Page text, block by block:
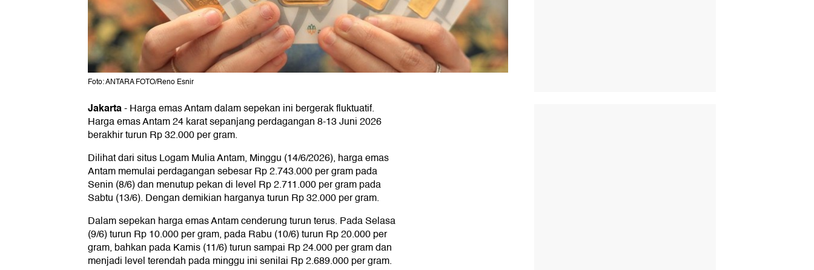
Foto: ANTARA FOTO/Reno Esnir
Jakarta-Harga emas Antam dalam sepekan ini bergerak fluktuatif.
Harga emas Antam 24 karat sepanjang perdagangan 8-13 Juni 2026
berakhir turun Rp 32.000 per gram.
Dilihat dari situs Logam Mulia Antam, Minggu (14/6/2026), harga emas
Antam memulai perdagangan sebesar Rp 2.743.000 per gram pada
Senin (8/6) dan menutup pekan di level Rp 2.711.000 per gram pada
Sabtu (13/6). Dengan demikian harganya turun Rp 32.000 per gram.
Dalam sepekan harga emas Antam cenderung turun terus. Pada Selasa
(9/6) turun Rp 10.000 per gram, pada Rabu (10/6) turun Rp 20.000 per
gram, bahkan pada Kamis (11/6) turun sampai Rp 24.000 per gram dan
menjadi level terendah pada minggu ini senilai Rp 2.689.000 per gram.